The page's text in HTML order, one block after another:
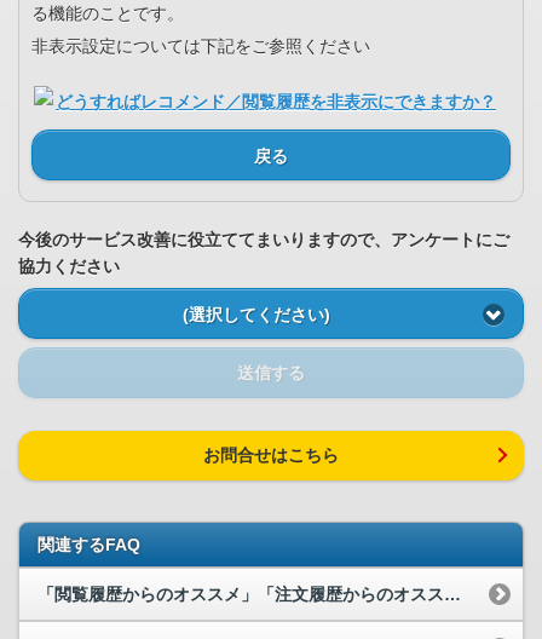
る機能のことです。
非表示設定については下記をご参照ください
どうすればレコメンド／閲覧履歴を非表示にできますか？
戻る
今後のサービス改善に役立ててまいりますので、アンケートにご
協力ください
(選択してください)
送信する
お問合せはこちら
関連するFAQ
「閲覧履歴からのオススメ」「注文履歴からのオススメ」から、選択した商品を非...